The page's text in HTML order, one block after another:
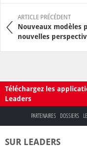
ARTICLE PRÉCÉDENT
Nouveaux modèles
nouvelles
Téléchargez les
Leaders
PARTENAIRES DOSSIERS
SUR LEADERS